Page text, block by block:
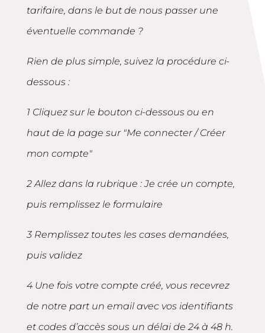
tarifaire, dans le but de nous passer une
éventuelle commande ?
Rien de plus simple, suivez la procédure ci-
dessous :
1 Cliquez sur le bouton ci-dessous ou en
haut de la page sur "Me connecter / Créer
mon compte"
2 Allez dans la rubrique : Je crée un compte,
puis remplissez le formulaire
3 Remplissez toutes les cases demandées,
puis validez
4 Une fois votre compte créé, vous recevrez
de notre part un email avec vos identifiants
et codes d’accès sous un délai de 24 à 48 h.